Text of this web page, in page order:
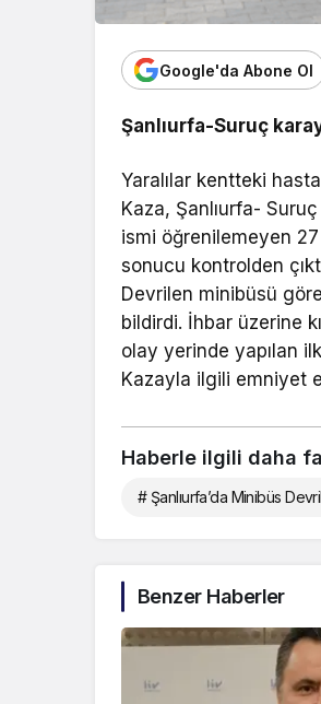
Google'da Abone Ol
Şanlıurfa-Suruç
Yaralılar kentteki
Kaza, Şanlıurfa-
ismi öğrenilemeyen
sonucu kontrolden
Devrilen minibüsü
bildirdi. İhbar üzerine
olay yerinde yapılan
Kazayla ilgili emniyet
Haberle ilgili daha
# Şanlıurfa’da Minibüs
Benzer Haberler